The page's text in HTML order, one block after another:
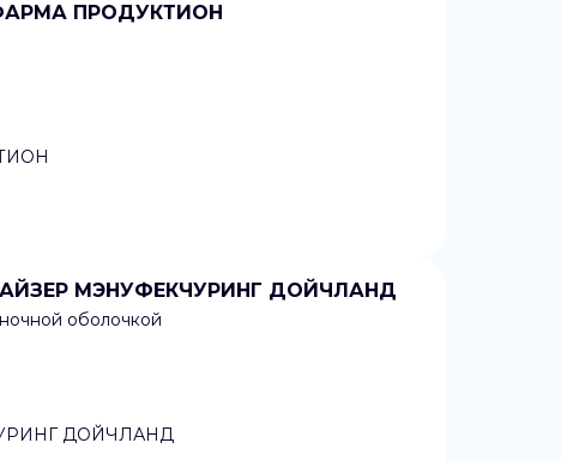
ПРОДУКТИОН
МЭНУФЕКЧУРИНГ ДОЙЧЛАНД
оболочкой
ДОЙЧЛАНД